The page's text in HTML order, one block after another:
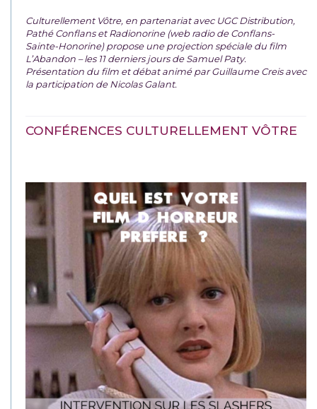
Culturellement Vôtre, en partenariat avec UGC Distribution,
Pathé Conflans et Radionorine (web radio de Conflans-
Sainte-Honorine) propose une projection spéciale du film
L’Abandon – les 11 derniers jours de Samuel Paty.
Présentation du film et débat animé par Guillaume Creis avec
la participation de Nicolas Galant.
CONFÉRENCES CULTURELLEMENT VÔTRE